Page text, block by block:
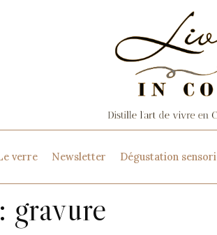
verre Newsletter Dégustation
gravure